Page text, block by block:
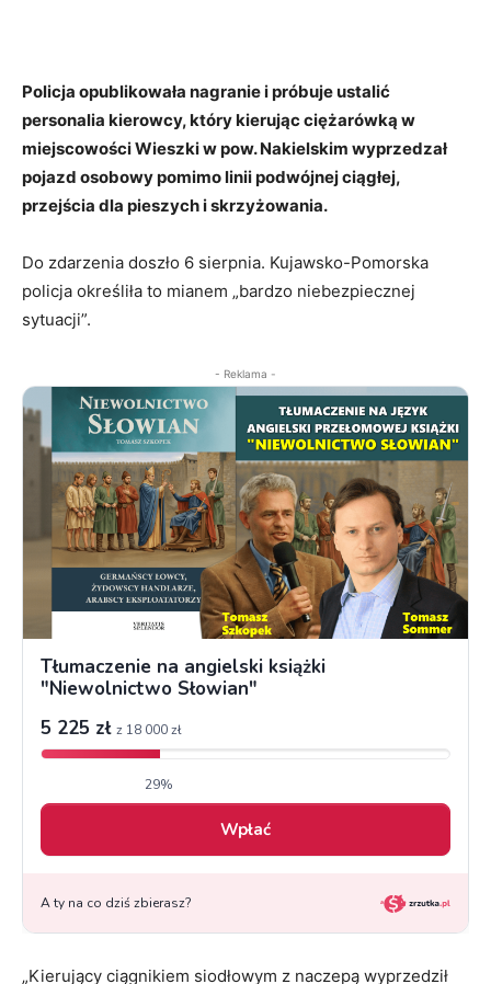
Policja opublikowała nagranie i próbuje ustalić
personalia kierowcy, który kierując ciężarówką w
miejscowości Wieszki w pow. Nakielskim wyprzedzał
pojazd osobowy pomimo linii podwójnej ciągłej,
przejścia dla pieszych i skrzyżowania.
Do zdarzenia doszło 6 sierpnia. Kujawsko-Pomorska
policja określiła to mianem „bardzo niebezpiecznej
sytuacji”.
- Reklama -
„Kierujący ciągnikiem siodłowym z naczepą wyprzedził